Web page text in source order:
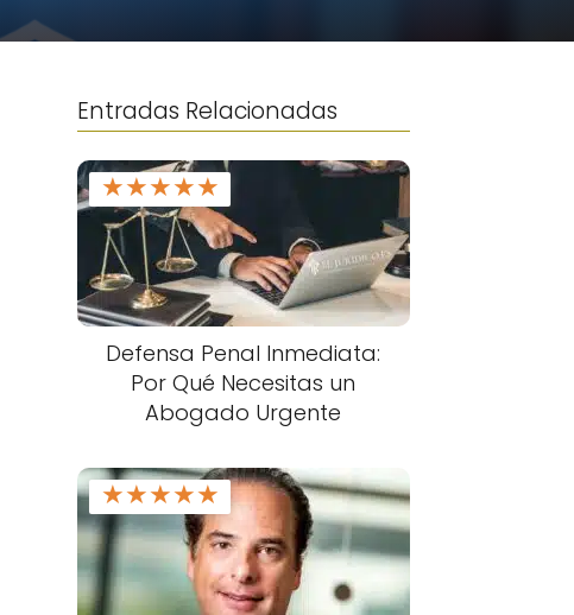
Entradas Relacionadas
★★★★★
Defensa Penal Inmediata:
Por Qué Necesitas un
Abogado Urgente
★★★★★